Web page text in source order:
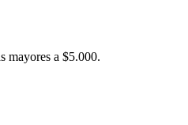
mayores a $5.000.